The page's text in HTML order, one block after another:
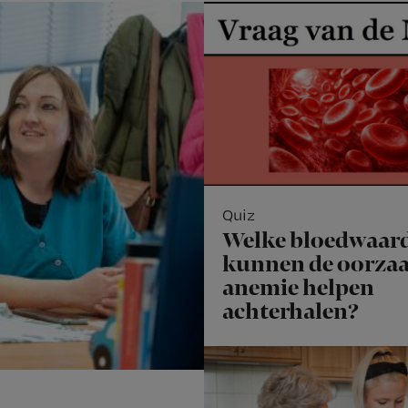
Quiz
Welke
kunnen de
anemie helpen
achterhalen?